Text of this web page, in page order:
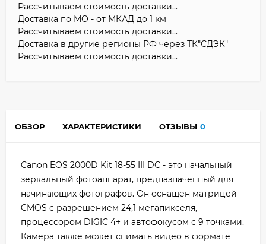
Рассчитываем стоимость доставки...
Доставка по МО - от МКАД до 1 км
Рассчитываем стоимость доставки...
Доставка в другие регионы РФ через ТК"СДЭК"
Рассчитываем стоимость доставки...
ОБЗОР ХАРАКТЕРИСТИКИ ОТЗЫВЫ 0
Canon EOS 2000D Kit 18-55 III DC - это начальный
зеркальный фотоаппарат, предназначенный для
начинающих фотографов. Он оснащен матрицей
CMOS с разрешением 24,1 мегапикселя,
процессором DIGIC 4+ и автофокусом с 9 точками.
Камера также может снимать видео в формате